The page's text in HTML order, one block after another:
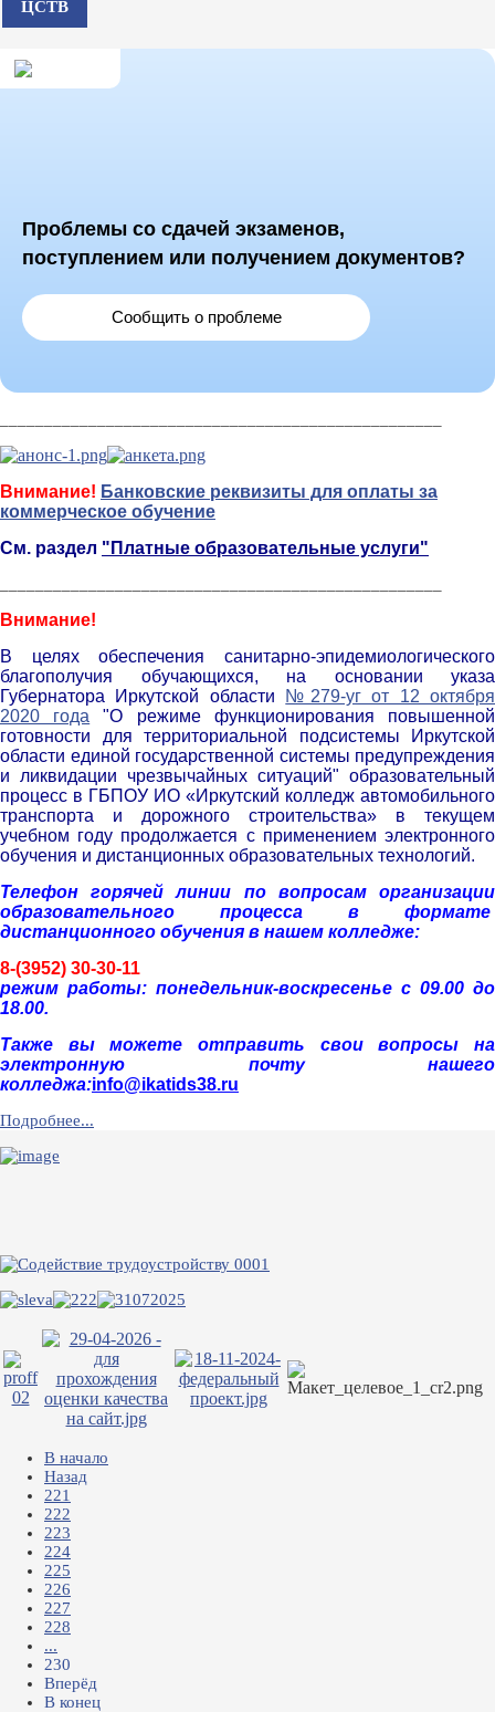
ЦСТВ
Проблемы со сдачей экзаменов,
поступлением или получением документов?
Сообщить о проблеме
Внимание! Банковские реквизиты для оплаты за
коммерческое обучение
См. раздел "Платные образовательные услуги"
Внимание!
В целях обеспечения санитарно-эпидемиологического
благополучия обучающихся, на основании указа
Губернатора Иркутской области
№279-уг от 12 октября
2020 года "О режиме функционирования повышенной
готовности для территориальной подсистемы Иркутской
области единой государственной системы предупреждения
и ликвидации чрезвычайных ситуаций" образовательный
процесс в ГБПОУ ИО «Иркутский колледж автомобильного
транспорта и дорожного строительства» в текущем
учебном году продолжается с применением электронного
обучения и дистанционных образовательных технологий.
Телефон горячей линии по вопросам организации
образовательного процесса в формате
дистанционного обучения в нашем колледже:
8-(3952) 30-30-11
режим работы: понедельник-воскресенье с 09.00 до
18.00.
Также вы можете отправить свои вопросы на
электронную почту нашего
колледжа:info@ikatids38.ru
Подробнее...
В начало
Назад
221
222
223
224
225
226
227
228
...
230
Вперёд
В конец